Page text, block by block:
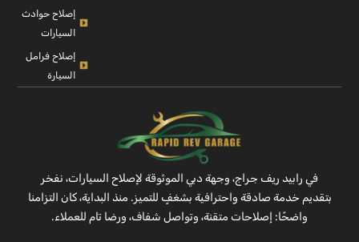
إصلاح حوادث
السيارات
إصلاح فرامل
السيارة
في رابيد ريف جراج، وجهة دبي الموثوقة لإصلاح السيارات، نفخر
بتقديم خدمة صادقة واحترافية بشغفٍ للتميز. منذ البداية، كان التزامنا
واضحًا: إصلاحات متقنة، وتواصل شفاف، ورضا تام للعملاء.